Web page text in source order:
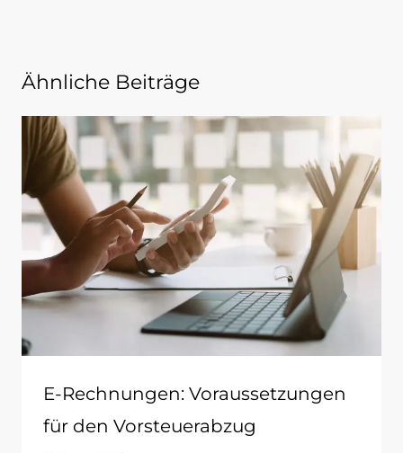
Ähnliche Beiträge
E-Rechnungen: Voraussetzungen
für den Vorsteuerabzug